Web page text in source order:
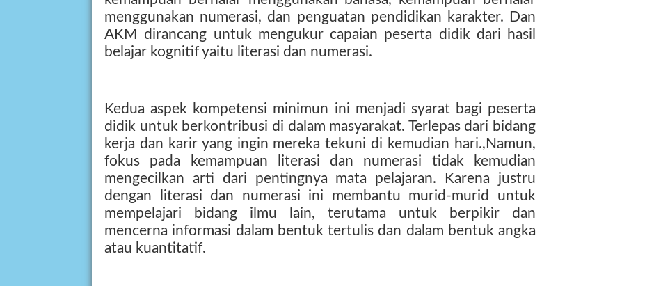
menggunakan numerasi, dan penguatan pendidikan karakter. Dan
AKM dirancang untuk mengukur capaian peserta didik dari hasil
belajar kognitif yaitu literasi dan numerasi.
Kedua aspek kompetensi minimun ini menjadi syarat bagi peserta
didik untuk berkontribusi di dalam masyarakat. Terlepas dari bidang
kerja dan karir yang ingin mereka tekuni di kemudian hari.,Namun,
fokus pada kemampuan literasi dan numerasi tidak kemudian
mengecilkan arti dari pentingnya mata pelajaran. Karena justru
dengan literasi dan numerasi ini membantu murid-murid untuk
mempelajari bidang ilmu lain, terutama untuk berpikir dan
mencerna informasi dalam bentuk tertulis dan dalam bentuk angka
atau kuantitatif.